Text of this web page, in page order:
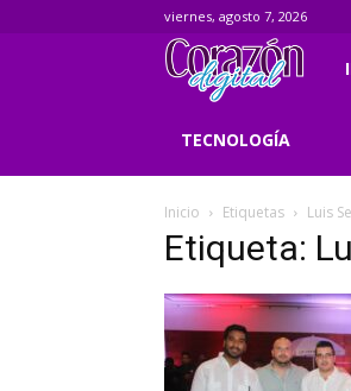
viernes, agosto 7, 2026
TECNOLOGÍA
Inicio Etiquetas Luis
Etiqueta: